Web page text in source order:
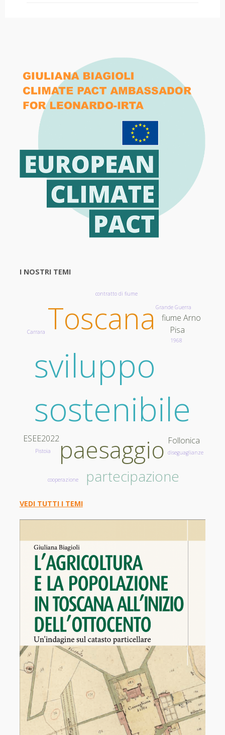
I NOSTRI TEMI
sviluppo
sostenibile
Toscana
paesaggio
partecipazione
Follonica
Pisa
fiume Arno
ESEE2022
contratto di fiume
cooperazione
diseguaglianze
Carrara
Pistoia
1968
Grande Guerra
VEDI TUTTI I TEMI